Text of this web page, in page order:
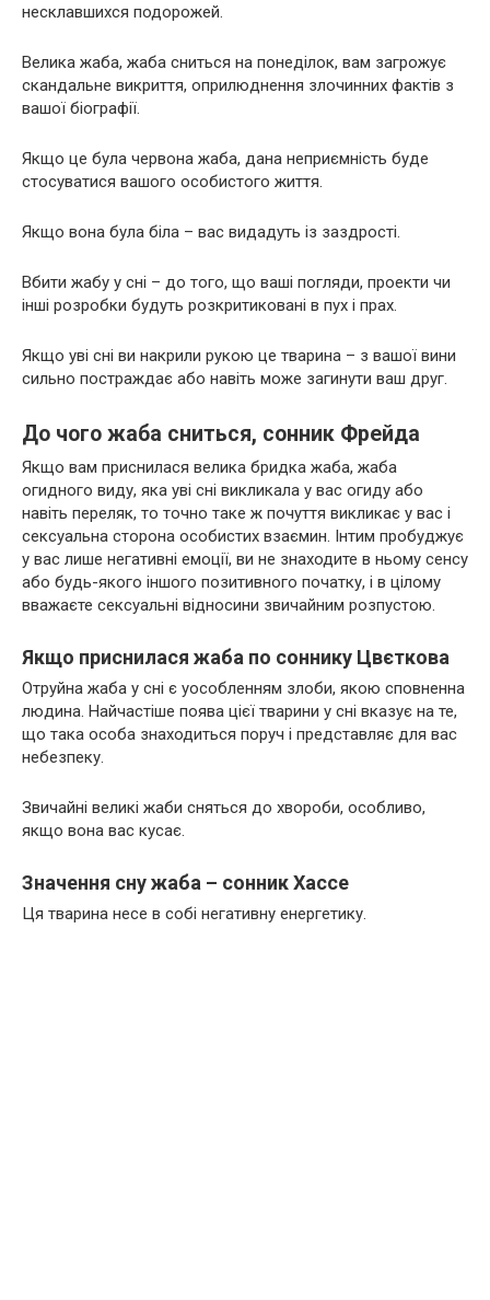
несклавшихся подорожей.
Велика жаба, жаба сниться на понеділок, вам загрожує
скандальне викриття, оприлюднення злочинних фактів з
вашої біографії.
Якщо це була червона жаба, дана неприємність буде
стосуватися вашого особистого життя.
Якщо вона була біла – вас видадуть із заздрості.
Вбити жабу у сні – до того, що ваші погляди, проекти чи
інші розробки будуть розкритиковані в пух і прах.
Якщо уві сні ви накрили рукою це тварина – з вашої вини
сильно постраждає або навіть може загинути ваш друг.
До чого жаба сниться, сонник Фрейда
Якщо вам приснилася велика бридка жаба, жаба
огидного виду, яка уві сні викликала у вас огиду або
навіть переляк, то точно таке ж почуття викликає у вас і
сексуальна сторона особистих взаємин. Інтим пробуджує
у вас лише негативні емоції, ви не знаходите в ньому сенсу
або будь-якого іншого позитивного початку, і в цілому
вважаєте сексуальні відносини звичайним розпустою.
Якщо приснилася жаба по соннику Цвєткова
Отруйна жаба у сні є уособленням злоби, якою сповненна
людина. Найчастіше поява цієї тварини у сні вказує на те,
що така особа знаходиться поруч і представляє для вас
небезпеку.
Звичайні великі жаби сняться до хвороби, особливо,
якщо вона вас кусає.
Значення сну жаба – сонник Хассе
Ця тварина несе в собі негативну енергетику.